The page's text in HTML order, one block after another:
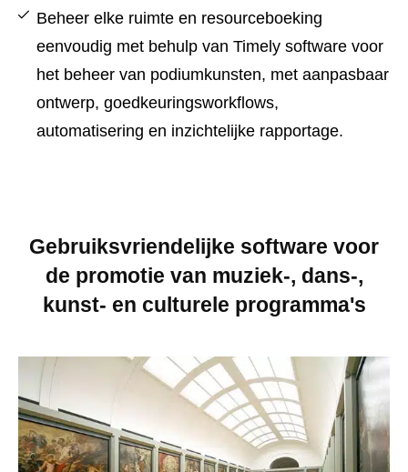
Beheer elke ruimte en resourceboeking
eenvoudig met behulp van Timely software voor
het beheer van podiumkunsten, met aanpasbaar
ontwerp, goedkeuringsworkflows,
automatisering en inzichtelijke rapportage.
Gebruiksvriendelijke software voor
de promotie van muziek-, dans-,
kunst- en culturele programma's